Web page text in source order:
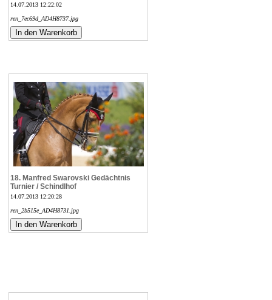
14.07.2013 12:22:02
ren_7ec69d_AD4H8737.jpg
18. Manfred Swarovski Gedächtnis
Turnier / Schindlhof
14.07.2013 12:20:28
ren_2b515e_AD4H8731.jpg